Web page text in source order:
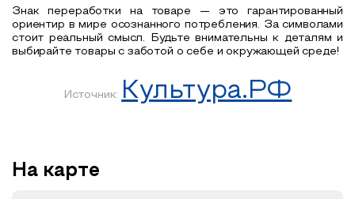
Знак переработки на товаре — это гарантированный
ориентир в мире осознанного потребления. За символами
стоит реальный смысл. Будьте внимательны к деталям и
выбирайте товары с заботой о себе и окружающей среде!
Источник: Культура.РФ
На карте